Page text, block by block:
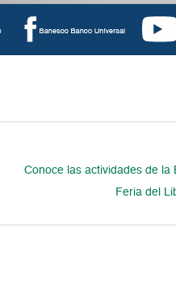
Conoce las actividades de la
Feria del